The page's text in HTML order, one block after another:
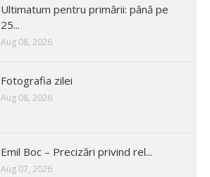
Ultimatum pentru primării: până pe
25...
Aug 08, 2026
Fotografia zilei
Aug 08, 2026
Emil Boc – Precizări privind rel...
Aug 07, 2026